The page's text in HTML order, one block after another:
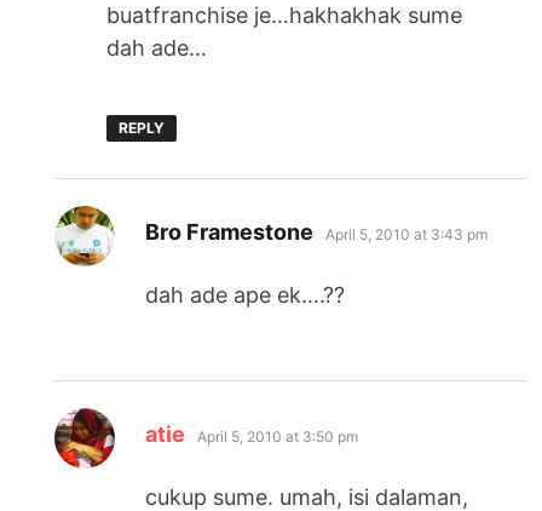
buatfranchise je…hakhakhak sume
dah ade…
REPLY
Bro Framestone says:
April 5, 2010 at 3:43 pm
dah ade ape ek….??
atie says:
April 5, 2010 at 3:50 pm
cukup sume. umah, isi dalaman,